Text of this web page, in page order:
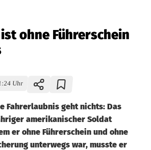
ohne Führerschein
Uhr
Fahrerlaubnis geht nichts: Das
amerikanischer Soldat
er ohne Führerschein und ohne
unterwegs war, musste er